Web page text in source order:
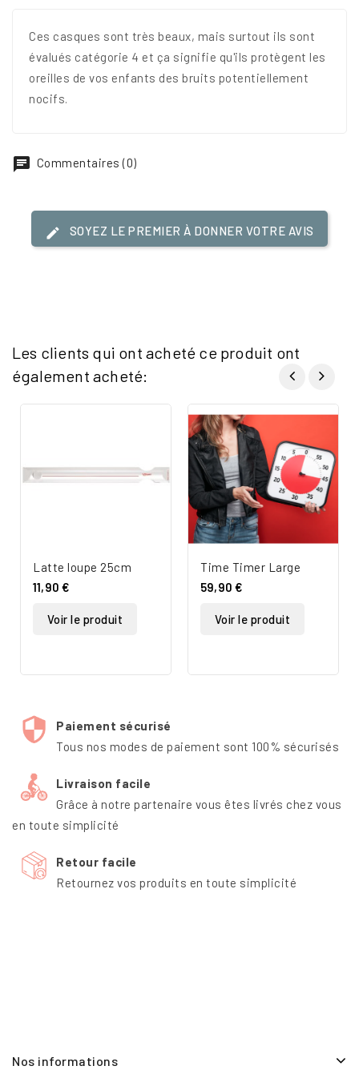
Ces casques sont très beaux, mais surtout ils sont
évalués catégorie 4 et ça signifie qu'ils protègent les
oreilles de vos enfants des bruits potentiellement
nocifs.
Commentaires (0)
SOYEZ LE PREMIER À DONNER VOTRE AVIS
Les clients qui ont acheté ce produit ont
également acheté:
Latte loupe 25cm
11,90 €
Voir le produit
Time Timer Large
59,90 €
Voir le produit
Paiement sécurisé
Tous nos modes de paiement sont 100% sécurisés
Livraison facile
Grâce à notre partenaire vous êtes livrés chez vous
en toute simplicité
Retour facile
Retournez vos produits en toute simplicité
Nos informations